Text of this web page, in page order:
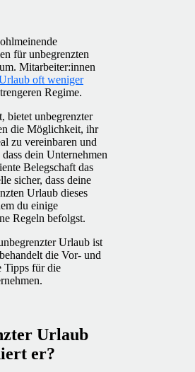
für unbegrenzten
Mitarbeiter:innen
oft weniger
Regime.
bietet unbegrenzter
die Möglichkeit, ihr
zu vereinbaren und
dein Unternehmen
Belegschaft das
sicher, dass deine
Urlaub dieses
du einige
Regeln befolgst.
Urlaub ist
die Vor- und
Tipps für die
Urlaub
er?